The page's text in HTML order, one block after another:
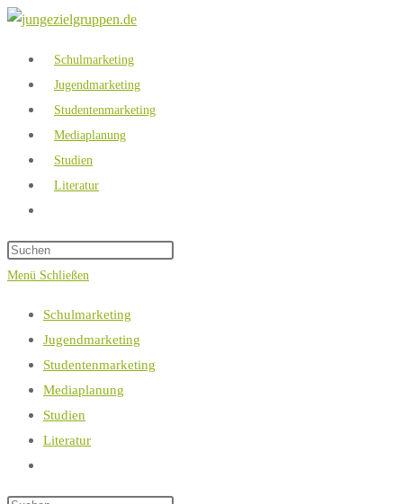
Zum
springen
Schulmarketing
Jugendmarketing
Studentenmarketing
Mediaplanung
Studien
Literatur
Menü Schließen
Schulmarketing
Jugendmarketing
Studentenmarketing
Mediaplanung
Studien
Literatur